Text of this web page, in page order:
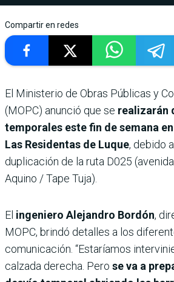
Compartir en redes
El Ministerio de Obras Públicas y
(MOPC) anunció que se realizarán
temporales este fin de semana
Las Residentas de Luque, debido
duplicación de la ruta D025
Aquino / Tape Tuja).
El ingeniero Alejandro Bordón,
MOPC, brindó detalles a los
comunicación. “Estaríamos
calzada derecha. Pero se va a